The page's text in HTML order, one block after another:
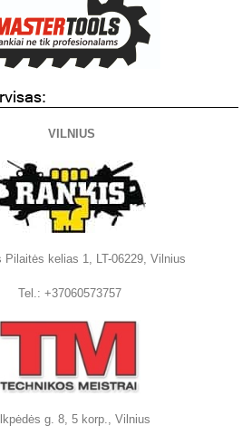
VILNIUS
Pilaitės kelias 1, LT-06229, Vilnius
Tel.: +37060573757
g. 8, 5 korp., Vilnius